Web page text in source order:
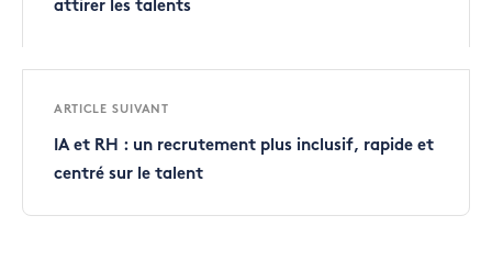
attirer les talents
ARTICLE SUIVANT
IA et RH : un recrutement plus inclusif, rapide et
centré sur le talent